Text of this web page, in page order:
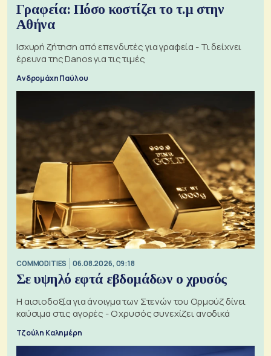
Γραφεία: Πόσο κοστίζει το τ.μ στην
Αθήνα
Ισχυρή ζήτηση από επενδυτές για γραφεία - Τι δείχνει
έρευνα της Danos για τις τιμές
Ανδρομάχη Παύλου
COMMODITIES 06.08.2026, 09:18
Σε υψηλό εφτά εβδομάδων ο χρυσός
Η αισιοδοξία για άνοιγμα των Στενών του Ορμούζ δίνει
καύσιμα στις αγορές - Ο χρυσός συνεχίζει ανοδικά
Τζούλη Καλημέρη